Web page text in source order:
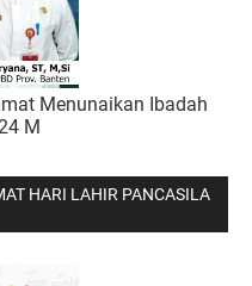
Menunaikan Ibadah
M
HARI LAHIR PANCASILA